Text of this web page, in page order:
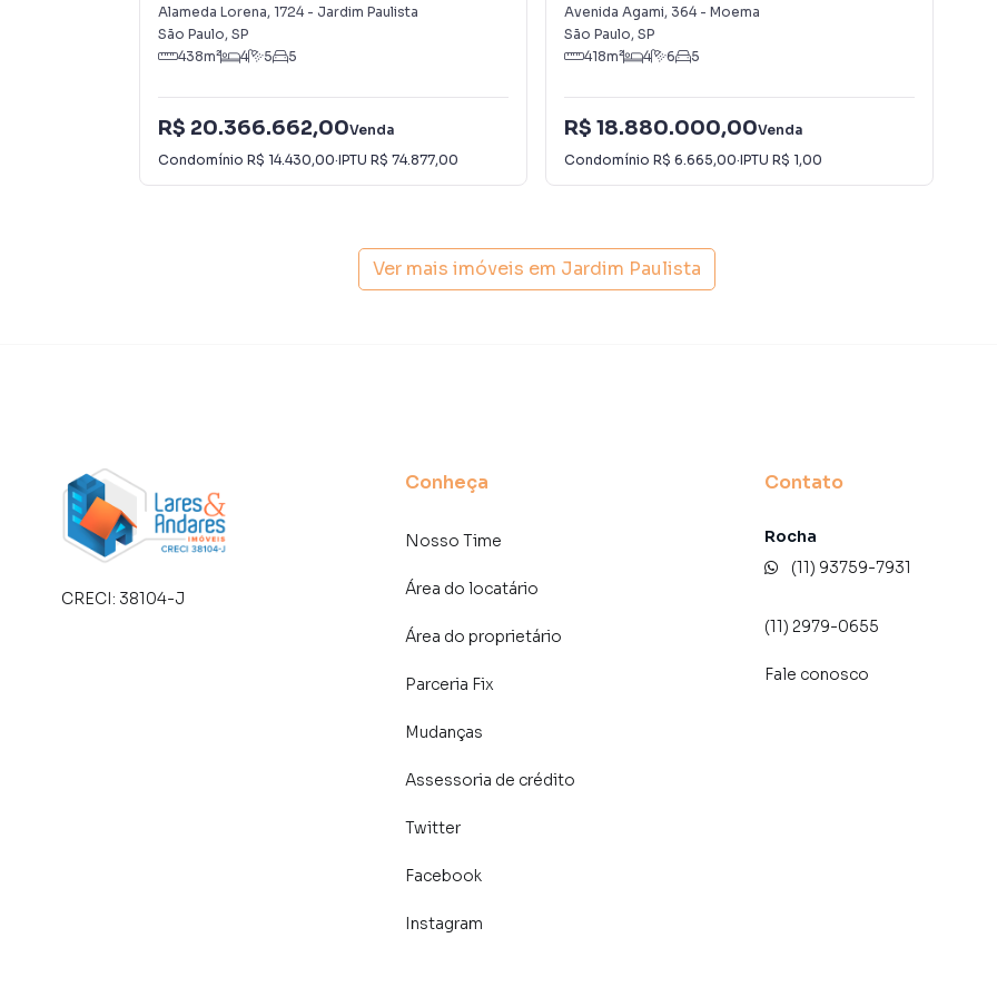
Paulista
Alameda Lorena, 1724- Jardim Paulista
São Paulo, SP
438m² 4 5 5
R$ 20.366.662,00Venda
Condomínio R$ 14.430,00·IPTU R$ 74.877,00
Avenida Agami, 364- Moema
São Paulo, SP
418m² 4 6 5
R$ 18.880.000,00Venda
Condomínio R$ 6.665,00·IPTU R$ 1,00
Ver mais imóveis em Jardim Paulista
CRECI: 38104-J
Conheça
Nosso Time
Área do locatário
Área do proprietário
Parceria Fix
Mudanças
Assessoria de crédito
Twitter
Facebook
Instagram
Contato
Rocha
(11) 93759-7931
(11) 2979-0655
Fale conosco